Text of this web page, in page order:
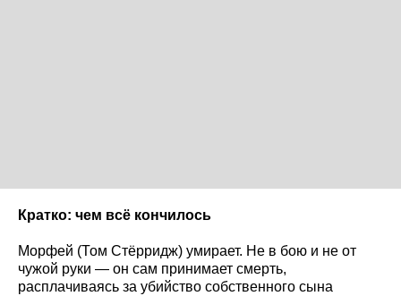
Кратко: чем всё кончилось
Морфей (Том Стёрридж) умирает. Не в бою и не от
чужой руки — он сам принимает смерть,
расплачиваясь за убийство собственного сына